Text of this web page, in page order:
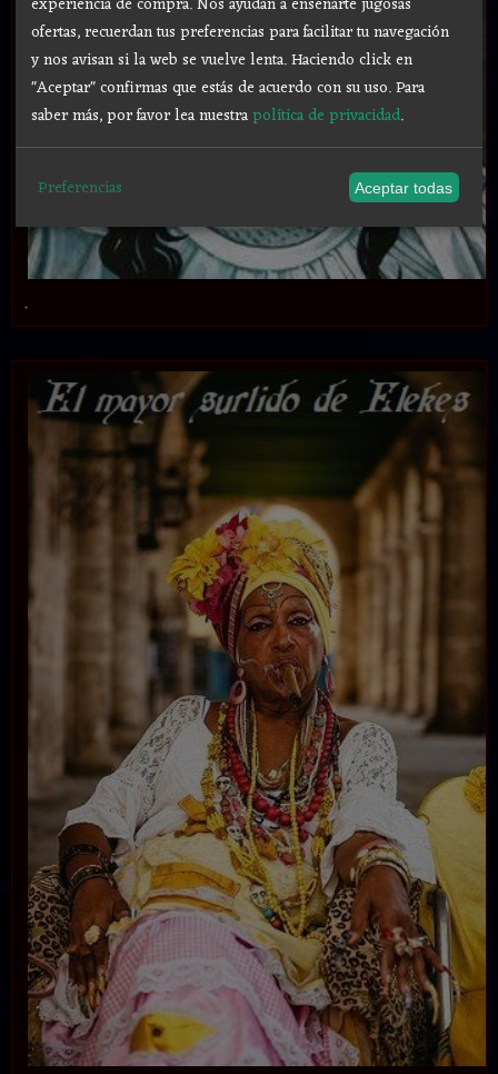
.
ofertas, recuerdan tus preferencias para facilitar tu navegación
y nos avisan si la web se vuelve lenta. Haciendo click en
"Aceptar" confirmas que estás de acuerdo con su uso.Para
saber más, por favor lea nuestrapolítica de privacidad.
Preferencias Aceptar todas